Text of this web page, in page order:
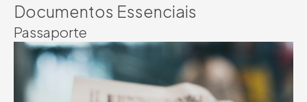
Documentos Essenciais
Passaporte